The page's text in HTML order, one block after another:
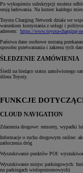
Po wykupieniu subskrypcji możesz
sesję ładowania. Na koniec każdego
Toyota Charging Network działa we
warunkom korzystania z usługi i
adresem: https://www.toyota-charging-
Państwa dane osobowe zostaną
sposobu przetwarzania i zakresu tych
ŚLEDZENIE ZAMÓWIENIA
Śledź na bieżąco status zamówionego
dilera Toyoty.
FUNKCJE
CLOUD NAVIGATION
Zdarzenia drogowe: remonty, wypadki
Informacje o ruchu drogowym online:
zatłoczenia dróg
Wyszukiwanie punktów POI:
Wyszukiwanie miejsc parkingowych:
na parkingach